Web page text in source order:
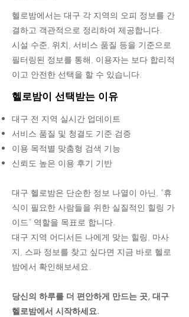
헬로밤에서는 대구 각 지역의 오피 정보를 간
결하고 객관적으로 정리하여 제공합니다.
시설 수준, 위치, 서비스 품질 등을 기준으로
필터링된 정보를 통해, 이용자는 보다 합리적
이고 안전한 선택을 할 수 있습니다.​
헬로밤이 선택받는 이유
대구 전 지역 실시간 업데이트
서비스 품질 및 청결도 기준 검증
이용 목적별 맞춤형 검색 기능
신뢰도 높은 이용 후기 기반
대구 헬로밤은 단순한 정보 나열이 아닌, “휴
식이 필요한 사람들을 위한 실질적인 힐링 가
이드” 역할을 목표로 합니다.
대구 지역 어디서든 나에게 맞는 힐링, 마사
지, 스파 정보를 찾고 싶다면 지금 바로 헬로
밤에서 확인해보세요.
당신의 하루를 더 편안하게 만드는 곳, 대구
헬로밤에서 시작하세요.